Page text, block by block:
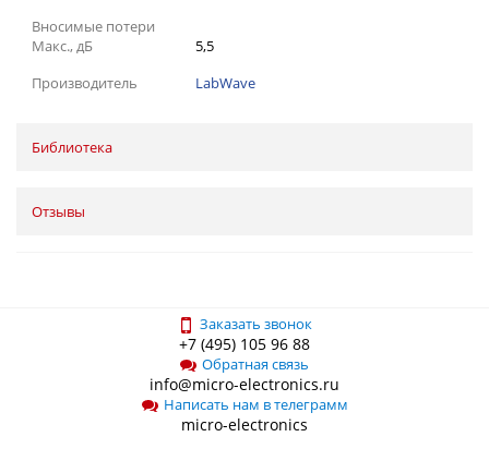
Вносимые потери
Макс., дБ
5,5
Производитель
LabWave
Библиотека
Отзывы
Заказать звонок
+7 (495) 105 96 88
Обратная связь
info@micro-electronics.ru
Написать нам в телеграмм
micro-electronics